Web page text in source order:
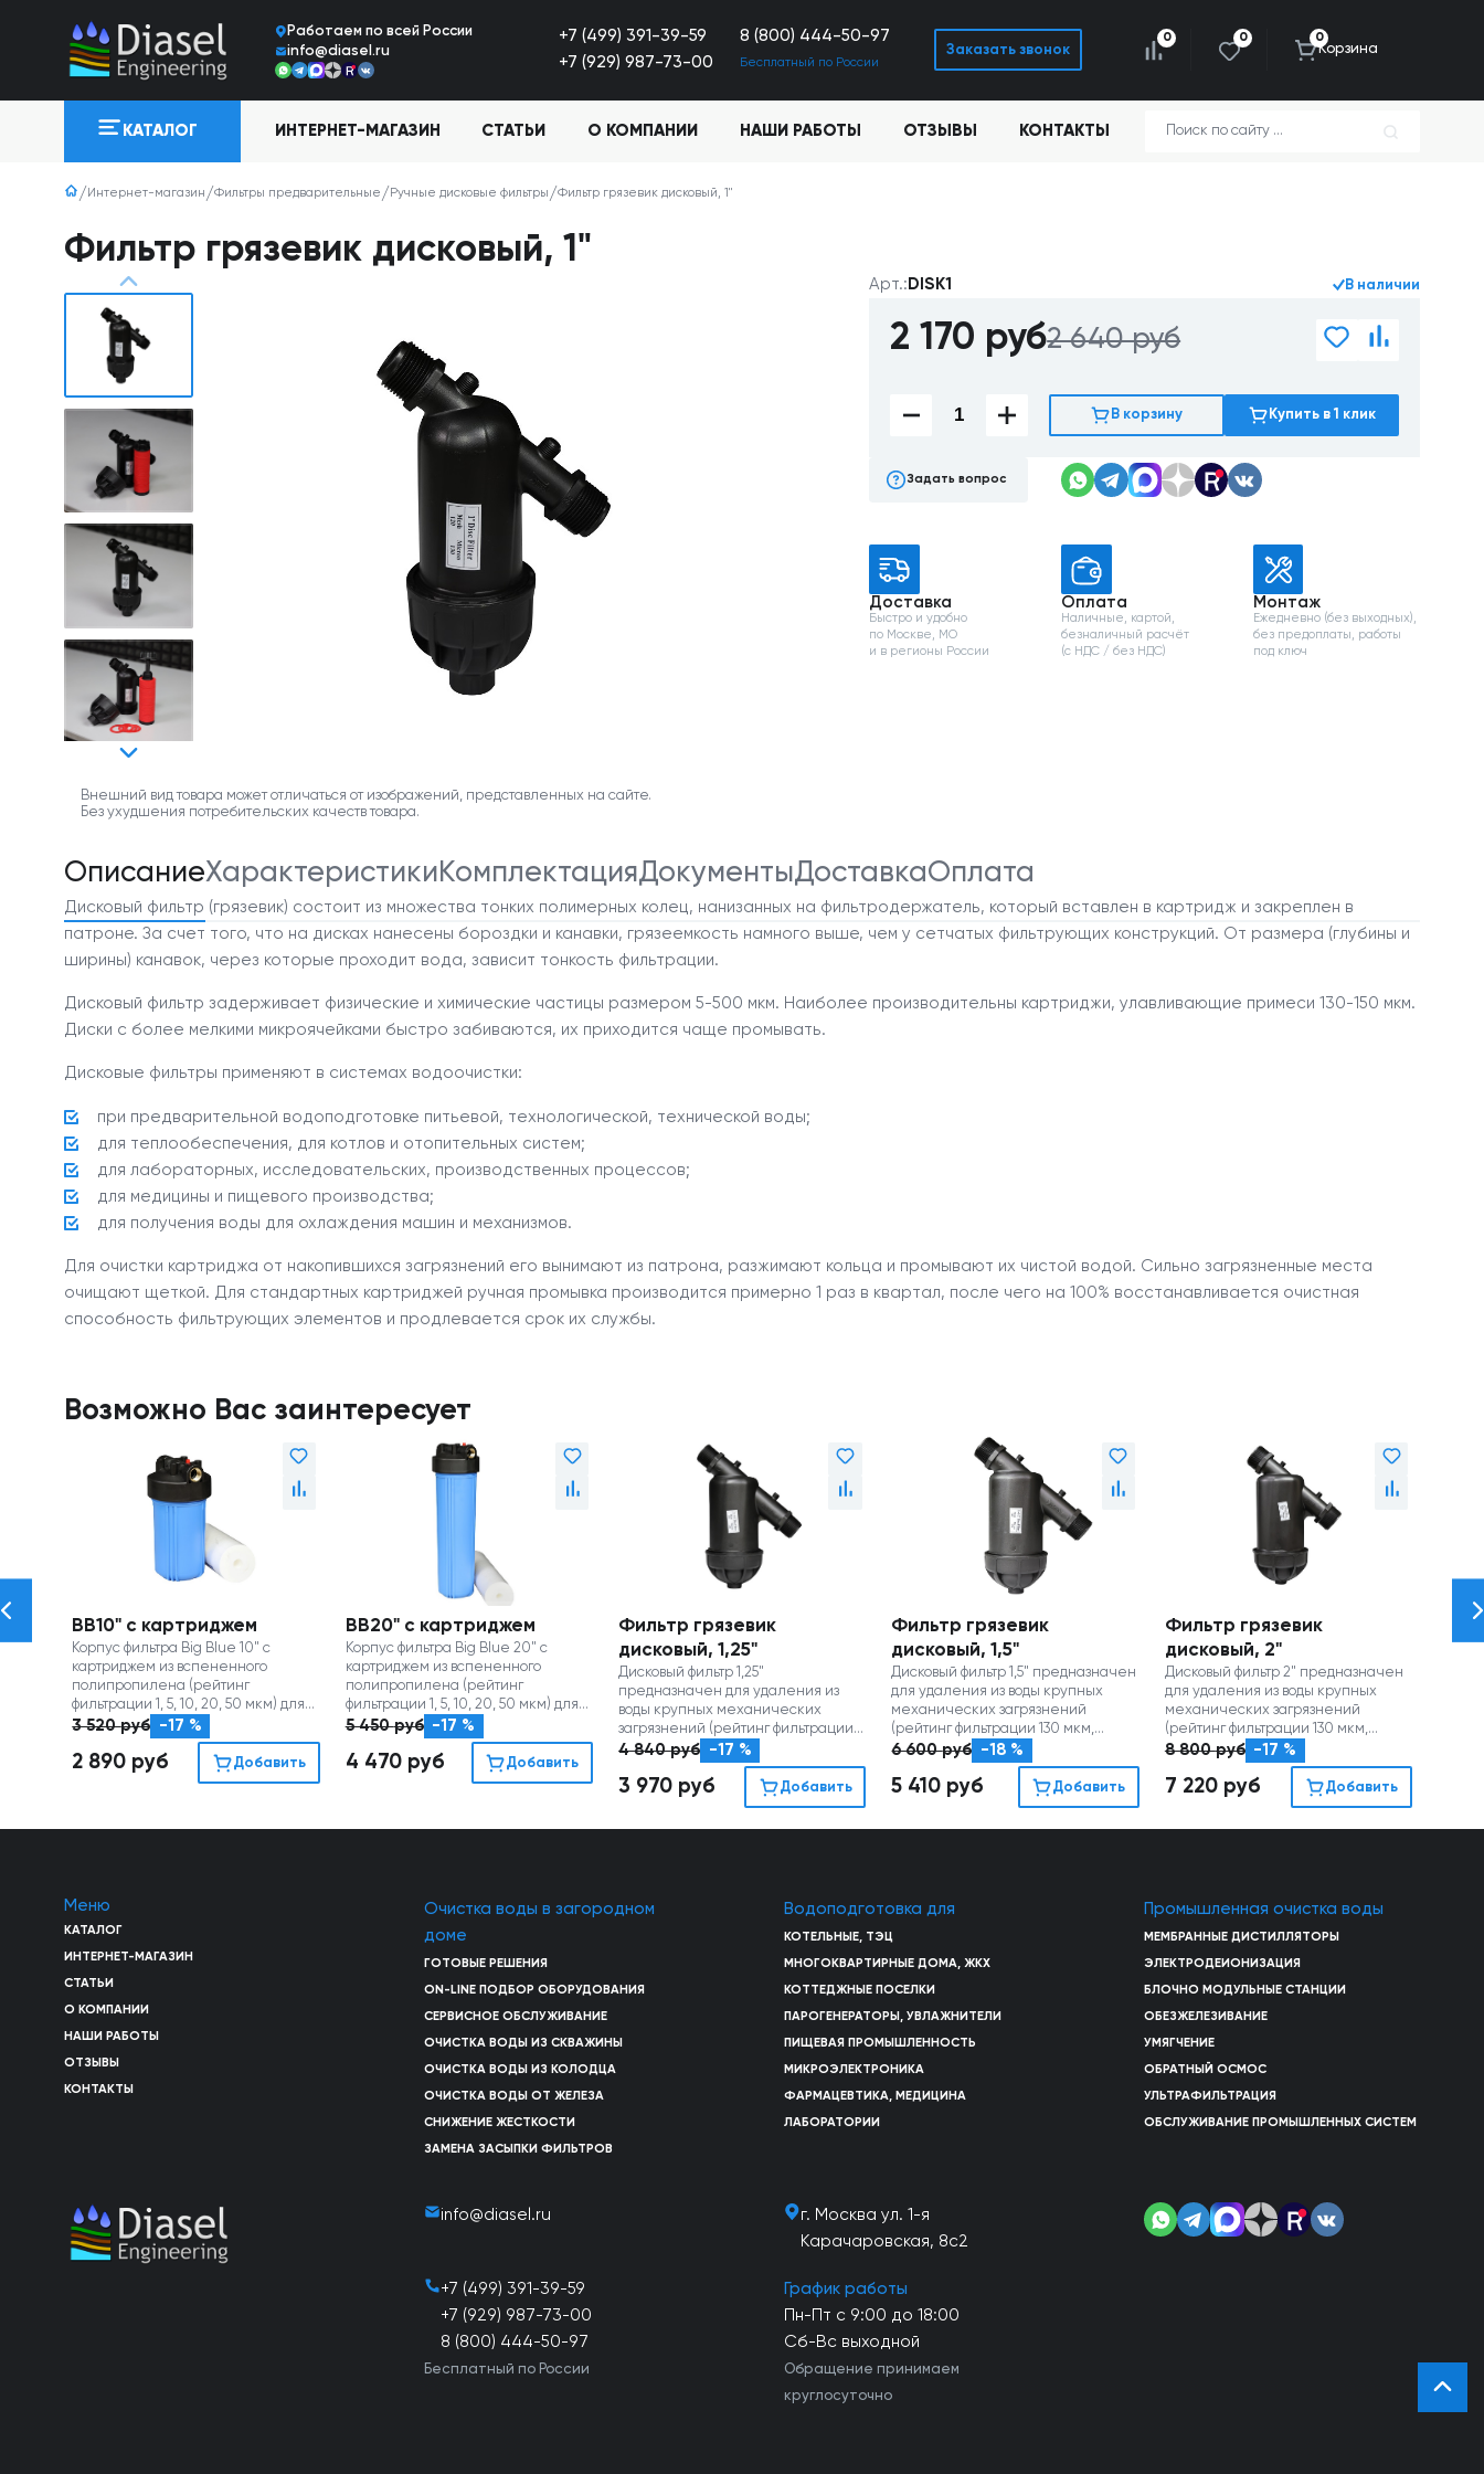
Работаем по всей Росcии
info@diasel.ru
+7 (499) 391-39-59
8 (800) 444-50-97
+7 (929) 987-73-00
Бесплатный по России
Заказать звонок
0 0
Корзина
0
КАТАЛОГ ИНТЕРНЕТ-МАГАЗИН СТАТЬИ О КОМПАНИИ НАШИ РАБОТЫ ОТЗЫВЫ КОНТАКТЫ
Интернет-магазин Фильтры предварительные Ручные дисковые фильтры Фильтр грязевик дисковый, 1"
Фильтр грязевик дисковый, 1"
Арт.: DISK1 В наличии
2 170 руб2 640 руб
В корзину Купить в 1 клик
Задать вопрос
Доставка
Быстро и удобно
по Москве, МО
и в регионы России
Оплата
Наличные, картой,
безналичный расчёт
(с НДС / без НДС)
Монтаж
Ежедневно (без выходных),
без предоплаты, работы
под ключ
Внешний вид товара может отличаться от изображений, представленных на сайте.
Без ухудшения потребительских качеств товара.
ОписаниеХарактеристикиКомплектацияДокументыДоставкаОплата
Дисковый фильтр (грязевик) состоит из множества тонких полимерных колец, нанизанных на фильтродержатель, который вставлен в картридж и закреплен в
патроне. За счет того, что на дисках нанесены бороздки и канавки, грязеемкость намного выше, чем у сетчатых фильтрующих конструкций. От размера (глубины и
ширины) канавок, через которые проходит вода, зависит тонкость фильтрации.
Дисковый фильтр задерживает физические и химические частицы размером 5-500 мкм. Наиболее производительны картриджи, улавливающие примеси 130-150 мкм.
Диски с более мелкими микроячейками быстро забиваются, их приходится чаще промывать.
Дисковые фильтры применяют в системах водоочистки:
при предварительной водоподготовке питьевой, технологической, технической воды;
для теплообеспечения, для котлов и отопительных систем;
для лабораторных, исследовательских, производственных процессов;
для медицины и пищевого производства;
для получения воды для охлаждения машин и механизмов.
Для очистки картриджа от накопившихся загрязнений его вынимают из патрона, разжимают кольца и промывают их чистой водой. Сильно загрязненные места
очищают щеткой. Для стандартных картриджей ручная промывка производится примерно 1 раз в квартал, после чего на 100% восстанавливается очистная
способность фильтрующих элементов и продлевается срок их службы.
Возможно Вас заинтересует
BB10" с картриджем
Корпус фильтра Big Blue 10" с
картриджем из вспененного
полипропилена (рейтинг
фильтрации 1, 5, 10, 20, 50 мкм) для
удаления механических
3 520руб -17 %
2 890 руб Добавить
BB20" с картриджем
Корпус фильтра Big Blue 20" с
картриджем из вспененного
полипропилена (рейтинг
фильтрации 1, 5, 10, 20, 50 мкм) для
удаления механических
5 450руб -17 %
4 470 руб Добавить
Фильтр грязевик
дисковый, 1,25"
Дисковый фильтр 1,25"
предназначен для удаления из
воды крупных механических
загрязнений (рейтинг фильтрации
130 мкм, производительность до 10
4 840руб -17 %
3 970 руб Добавить
Фильтр грязевик
дисковый, 1,5"
Дисковый фильтр 1,5" предназначен
для удаления из воды крупных
механических загрязнений
(рейтинг фильтрации 130 мкм,
производительность до 14 м3/час)
6 600руб -18 %
5 410 руб Добавить
Фильтр грязевик
дисковый, 2"
Дисковый фильтр 2" предназначен
для удаления из воды крупных
механических загрязнений
(рейтинг фильтрации 130 мкм,
производительность до 20 м3/час)
8 800руб -17 %
7 220 руб Добавить
Меню
КАТАЛОГ
ИНТЕРНЕТ-МАГАЗИН
СТАТЬИ
О КОМПАНИИ
НАШИ РАБОТЫ
ОТЗЫВЫ
КОНТАКТЫ
Очистка воды в загородном
доме
ГОТОВЫЕ РЕШЕНИЯ
ON-LINE ПОДБОР ОБОРУДОВАНИЯ
СЕРВИСНОЕ ОБСЛУЖИВАНИЕ
ОЧИСТКА ВОДЫ ИЗ СКВАЖИНЫ
ОЧИСТКА ВОДЫ ИЗ КОЛОДЦА
ОЧИСТКА ВОДЫ ОТ ЖЕЛЕЗА
СНИЖЕНИЕ ЖЕСТКОСТИ
ЗАМЕНА ЗАСЫПКИ ФИЛЬТРОВ
Водоподготовка для
КОТЕЛЬНЫЕ, ТЭЦ
МНОГОКВАРТИРНЫЕ ДОМА, ЖКХ
КОТТЕДЖНЫЕ ПОСЕЛКИ
ПАРОГЕНЕРАТОРЫ, УВЛАЖНИТЕЛИ
ПИЩЕВАЯ ПРОМЫШЛЕННОСТЬ
МИКРОЭЛЕКТРОНИКА
ФАРМАЦЕВТИКА, МЕДИЦИНА
ЛАБОРАТОРИИ
Промышленная очистка воды
МЕМБРАННЫЕ ДИСТИЛЛЯТОРЫ
ЭЛЕКТРОДЕИОНИЗАЦИЯ
БЛОЧНО МОДУЛЬНЫЕ СТАНЦИИ
ОБЕЗЖЕЛЕЗИВАНИЕ
УМЯГЧЕНИЕ
ОБРАТНЫЙ ОСМОС
УЛЬТРАФИЛЬТРАЦИЯ
ОБСЛУЖИВАНИЕ ПРОМЫШЛЕННЫХ СИСТЕМ
info@diasel.ru
г. Москва ул. 1-я
Карачаровская, 8с2
+7 (499) 391-39-59
+7 (929) 987-73-00
8 (800) 444-50-97
Бесплатный по России
График работы
Пн-Пт с 9:00 до 18:00
Сб-Вс выходной
Обращение принимаем
круглосуточно